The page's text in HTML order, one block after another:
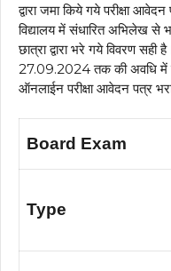
द्वारा जमा किये गये परीक्षा
विद्यालय में संधारित अभिलेख से
छात्रा द्वारा भरे गये विवरण
27.09.2024 तक की अवधि में
ऑनलाईन परीक्षा आवेदन पत्र
Board Exam
Type